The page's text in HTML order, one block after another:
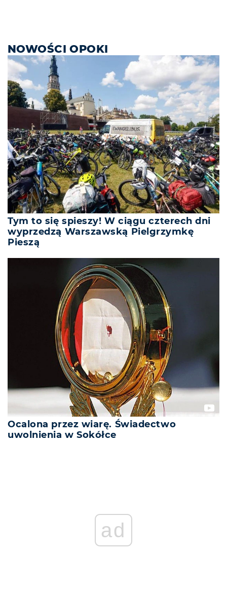
NOWOŚCI OPOKI
Tym to się spieszy! W ciągu czterech dni
wyprzedzą Warszawską Pielgrzymkę
Pieszą
Ocalona przez wiarę. Świadectwo
uwolnienia w Sokółce
ad